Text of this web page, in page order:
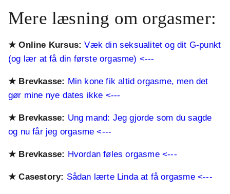
Mere læsning om orgasmer:
★ Online Kursus: Væk din seksualitet og dit G-punkt
(og lær at få din første orgasme) <---
★ Brevkasse: Min kone fik altid orgasme, men det
gør mine nye dates ikke <---
★ Brevkasse: Ung mand: Jeg gjorde som du sagde
og nu får jeg orgasme <---
★ Brevkasse: Hvordan føles orgasme <---
★ Casestory: Sådan lærte Linda at få orgasme <---